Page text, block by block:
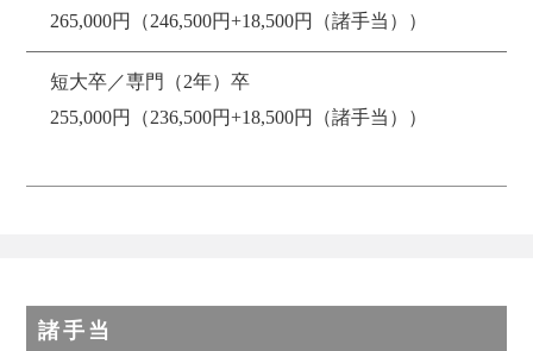
265,000円（246,500円+18,500円（諸手当））
短大卒／専門（2年）卒
255,000円（236,500円+18,500円（諸手当））
諸手当